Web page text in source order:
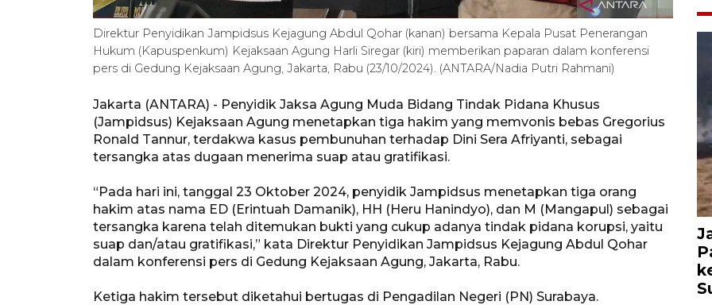
Direktur Penyidikan Jampidsus Kejagung Abdul Qohar (kanan) bersama Kepala Pusat Penerangan
Hukum (Kapuspenkum) Kejaksaan Agung Harli Siregar (kiri) memberikan paparan dalam konferensi
pers di Gedung Kejaksaan Agung, Jakarta, Rabu (23/10/2024). (ANTARA/Nadia Putri Rahmani)
Jakarta (ANTARA) - Penyidik Jaksa Agung Muda Bidang Tindak Pidana Khusus
(Jampidsus) Kejaksaan Agung menetapkan tiga hakim yang memvonis bebas Gregorius
Ronald Tannur, terdakwa kasus pembunuhan terhadap Dini Sera Afriyanti, sebagai
tersangka atas dugaan menerima suap atau gratifikasi.
“Pada hari ini, tanggal 23 Oktober 2024, penyidik Jampidsus menetapkan tiga orang
hakim atas nama ED (Erintuah Damanik), HH (Heru Hanindyo), dan M (Mangapul) sebagai
tersangka karena telah ditemukan bukti yang cukup adanya tindak pidana korupsi, yaitu
suap dan/atau gratifikasi,” kata Direktur Penyidikan Jampidsus Kejagung Abdul Qohar
dalam konferensi pers di Gedung Kejaksaan Agung, Jakarta, Rabu.
Ketiga hakim tersebut diketahui bertugas di Pengadilan Negeri (PN) Surabaya.